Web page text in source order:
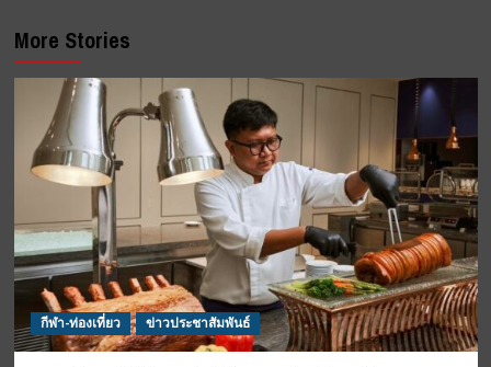
More Stories
กีฬา-ท่องเที่ยว ข่าวประชาสัมพันธ์